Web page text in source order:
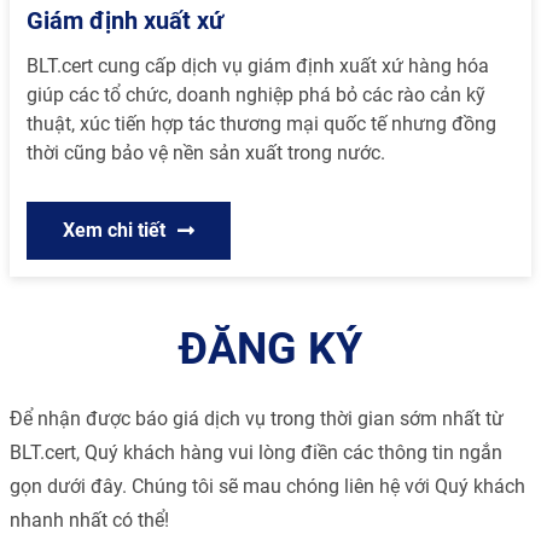
Giám định xuất xứ
BLT.cert cung cấp dịch vụ giám định xuất xứ hàng hóa
giúp các tổ chức, doanh nghiệp phá bỏ các rào cản kỹ
thuật, xúc tiến hợp tác thương mại quốc tế nhưng đồng
thời cũng bảo vệ nền sản xuất trong nước.
Xem chi tiết
ĐĂNG KÝ
Để nhận được báo giá dịch vụ trong thời gian sớm nhất từ
BLT.cert, Quý khách hàng vui lòng điền các thông tin ngắn
gọn dưới đây. Chúng tôi sẽ mau chóng liên hệ với Quý khách
nhanh nhất có thể!